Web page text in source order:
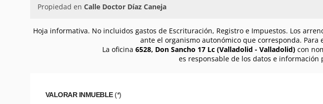
Propiedad en Calle Doctor Díaz Caneja
Hoja informativa. No incluidos gastos de Escrituración, Registro e Impuestos. Los
ante el organismo autonómico que corresponda. Para
La oficina 6528, Don Sancho 17 Lc (Valladolid - Valladolid) con
es responsable de los datos e
VALORAR INMUEBLE(*)